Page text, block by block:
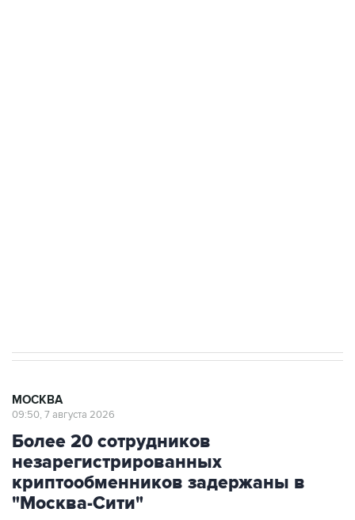
МОСКВА
09:50, 7 августа 2026
Более 20 сотрудников
незарегистрированных
криптообменников задержаны в
"Москва-Сити"